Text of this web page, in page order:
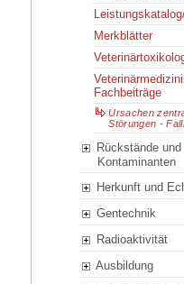
Merkblätter
Fachbeiträge
Ursachen
Störungen -
Rückstände und
Kontaminanten
Herkunft und
Gentechnik
Radioaktivität
Ausbildung